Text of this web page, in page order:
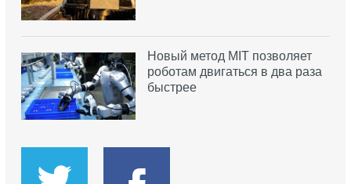
Новый метод MIT позволяет
роботам двигаться в два раза
быстрее